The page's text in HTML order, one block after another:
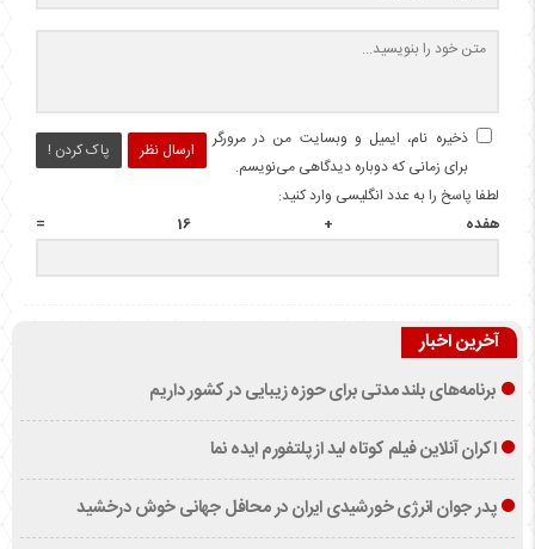
ارسال نظر پاک کردن !
ذخیره نام، ایمیل و وبسایت من در مرورگر
برای زمانی که دوباره دیدگاهی می‌نویسم.
لطفا پاسخ را به عدد انگلیسی وارد کنید:
هفده + 16 =
آخرین اخبار
برنامه‌های بلند مدتی برای حوزه زیبایی در کشور داریم
اکران آنلاین فیلم کوتاه لید از پلتفورم ایده نما
پدر جوان انرژی خورشیدی ایران در محافل جهانی خوش درخشید